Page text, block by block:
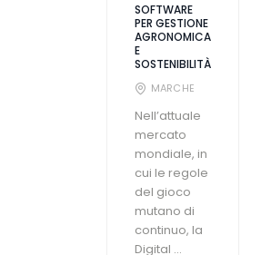
SOFTWARE
PER GESTIONE
AGRONOMICA
E
SOSTENIBILITÀ
MARCHE
Nell’attuale
mercato
mondiale, in
cui le regole
del gioco
mutano di
continuo, la
Digital ...